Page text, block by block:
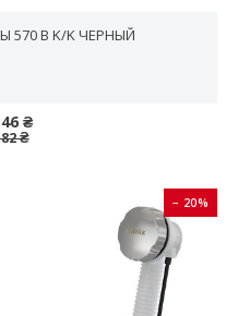
B K/K ЧЕРНЫЙ
₴
₴
− 20%